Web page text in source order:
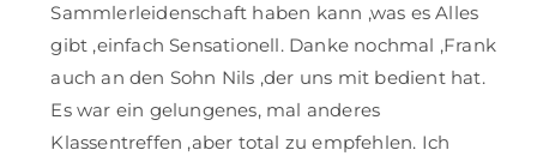
Sammlerleidenschaft haben kann ,was es Alles
gibt ,einfach Sensationell. Danke nochmal ,Frank
auch an den Sohn Nils ,der uns mit bedient hat.
Es war ein gelungenes, mal anderes
Klassentreffen ,aber total zu empfehlen. Ich